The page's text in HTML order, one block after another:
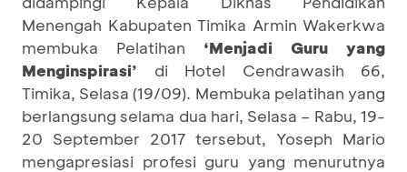
Menengah Kabupaten Timika Armin Wakerkwa
membuka Pelatihan ‘Menjadi Guru yang
Menginspirasi’ di Hotel Cendrawasih 66,
Timika, Selasa (19/09). Membuka pelatihan yang
berlangsung selama dua hari, Selasa – Rabu, 19-
20 September 2017 tersebut, Yoseph Mario
mengapresiasi profesi guru yang menurutnya